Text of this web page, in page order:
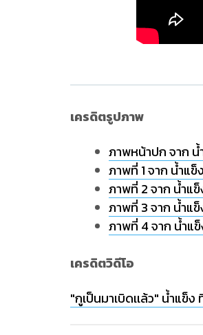
เครดิตรูปภาพ
ภาพหน้าปก จาก
ภาพที่ 1 จาก น้ำแ
ภาพที่ 2 จาก น้ำแ
ภาพที่ 3 จาก น้ำแ
ภาพที่ 4 จาก น้ำแ
เครดิตวิดีโอ
"กูเป็นมาเบิดเเล้ว" น้ำแข็